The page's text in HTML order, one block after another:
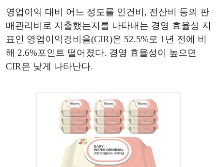
영업이익 대비 어느 정도를 인건비, 전산비 등의 판
매관리비로 지출했는지를 나타내는 경영 효율성 지
표인 영업이익경비율(CIR)은 52.5%로 1년 전에 비
해 2.6%포인트 떨어졌다. 경영 효율성이 높으면
CIR은 낮게 나타난다.